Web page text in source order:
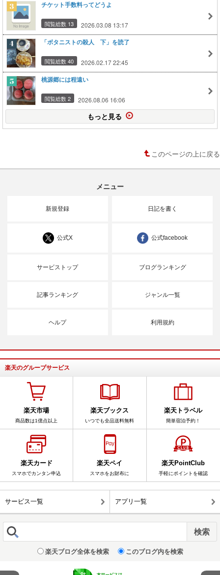
チケット手数料ってどうよ
閲覧総数 13 2026.03.08 13:17
「ボタニストの殺人 下」を読了
閲覧総数 40 2026.02.17 22:45
桃源郷には程遠い
閲覧総数 2 2026.08.06 16:06
もっと見る
このページの上に戻る
メニュー
新規登録 日記を書く
公式X 公式facebook
サービストップ ブログランキング
記事ランキング ジャンル一覧
ヘルプ 利用規約
楽天のグループサービス
楽天市場
商品数は1億点以上
楽天ブックス
いつでも全品送料無料
楽天トラベル
簡単宿泊予約！
楽天カード
スマホでカンタン申込
楽天ペイ
スマホをお財布に
楽天PointClub
手軽にポイントを確認
サービス一覧 アプリ一覧
楽天ブログ全体を検索 このブログ内を検索